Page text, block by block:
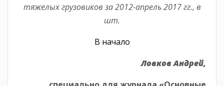
тяжелых грузовиков за 2012-апрель 2017 гг., в
шт.
В начало
Ловков Андрей,